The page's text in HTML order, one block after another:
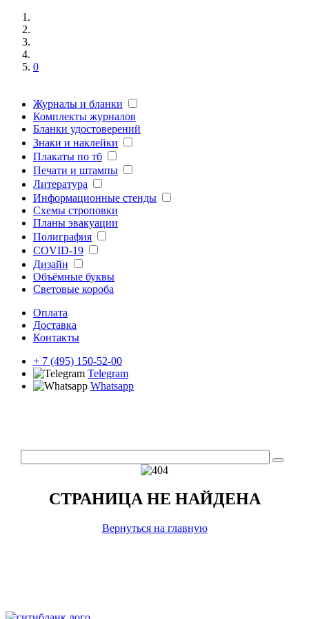
0
Журналы и бланки
Комплекты журналов
Бланки удостоверений
Знаки и наклейки
Плакаты по тб
Печати и штампы
Литература
Информационные стенды
Схемы строповки
Планы эвакуации
Полиграфия
COVID-19
Дизайн
Объёмные буквы
Световые короба
Оплата
Доставка
Контакты
+ 7 (495) 150-52-00
Telegram
Whatsapp
СТРАНИЦА НЕ НАЙДЕНА
Вернуться на главную